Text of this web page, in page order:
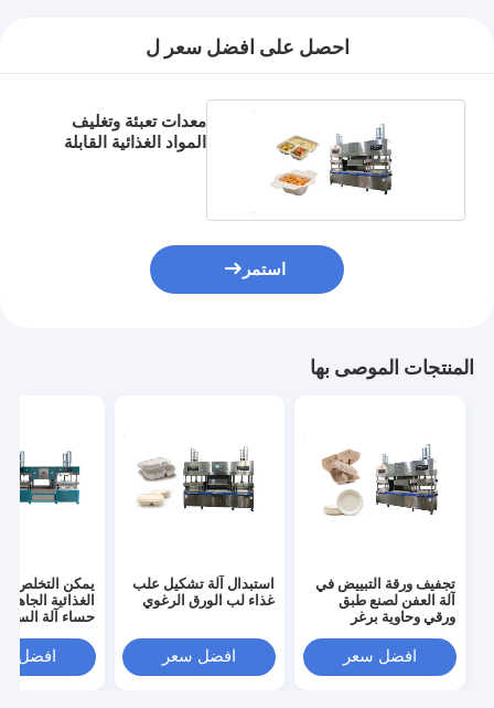
احصل على افضل سعر ل
معدات تعبئة وتغليف
المواد الغذائية القابلة
استمر
المنتجات الموصى بها
تجفيف ورقة التبييض في
آلة العفن لصنع طبق
ورقي وحاوية برغر
افضل سعر
استبدال آلة تشكيل علب
غذاء لب الورق الرغوي
افضل سعر
يمكن التخلص
الغذائية
حساء آلة
افضل